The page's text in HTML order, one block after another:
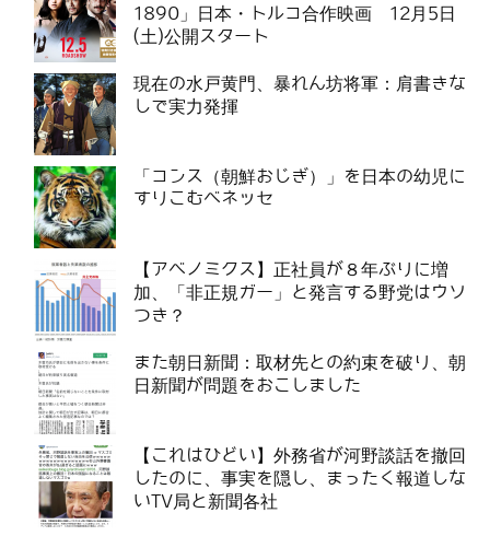
1890」日本・トルコ合作映画 12月5日
(土)公開スタート
現在の水戸黄門、暴れん坊将軍：肩書きな
しで実力発揮
「コンス（朝鮮おじぎ）」を日本の幼児に
すりこむベネッセ
【アベノミクス】正社員が８年ぶりに増
加、「非正規ガー」と発言する野党はウソ
つき？
また朝日新聞：取材先との約束を破り、朝
日新聞が問題をおこしました
【これはひどい】外務省が河野談話を撤回
したのに、事実を隠し、まったく報道しな
いTV局と新聞各社